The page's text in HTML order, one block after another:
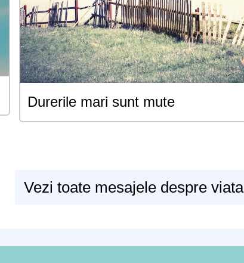
Durerile mari sunt mute
Vezi toate mesajele despre viata